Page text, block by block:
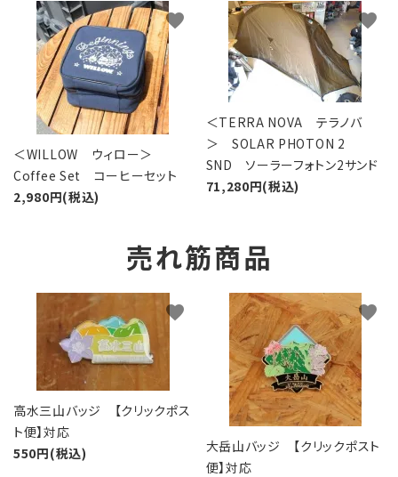
＜WILLOW ウィロー＞
Coffee Set コーヒーセット
2,980円(税込)
favorite
＜TERRA NOVA テラノバ
＞ SOLAR PHOTON 2
SND ソーラーフォトン2サンド
71,280円(税込)
favorite
売れ筋商品
高水三山バッジ 【クリックポス
ト便】対応
550円(税込)
favorite
大岳山バッジ 【クリックポスト
便】対応
favorite